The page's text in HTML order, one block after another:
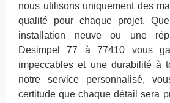
nous utilisons uniquement des
qualité pour chaque projet.
installation neuve ou une
Desimpel 77 à 77410 vous
impeccables et une durabilité à
notre service personnalisé,
certitude que chaque détail sera